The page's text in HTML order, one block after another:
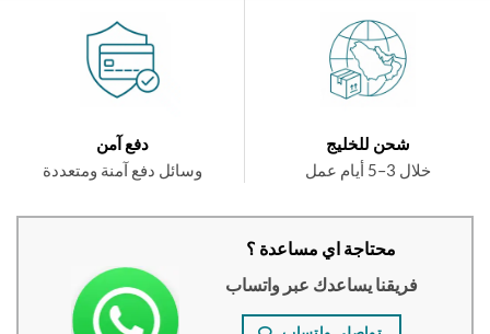
شحن للخليج
دفع آمن
وسائل دفع آمنة ومتعددة
محتاجة اي مساعدة ؟
فريقنا يساعدك عبر واتساب